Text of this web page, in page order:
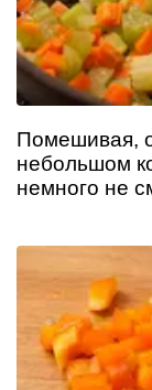
Помешивая,
небольшом
немного не